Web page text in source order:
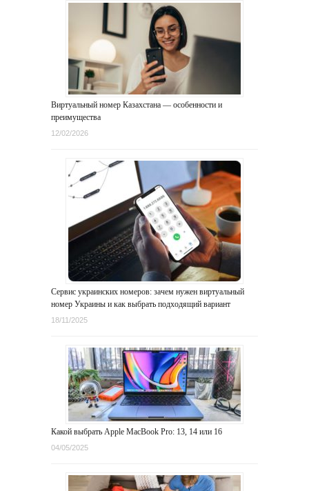
Виртуальный номер Казахстана — особенности и
преимущества
12/02/2026
Сервис украинских номеров: зачем нужен виртуальный
номер Украины и как выбрать подходящий вариант
18/11/2025
Какой выбрать Apple MacBook Pro: 13, 14 или 16
04/05/2025